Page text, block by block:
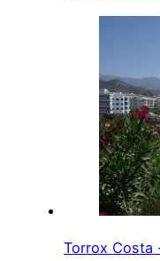
Torrox Costa